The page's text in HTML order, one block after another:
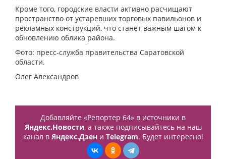
Кроме того, городские власти активно расчищают
пространство от устаревших торговых павильонов и
рекламных конструкций, что станет важным шагом к
обновлению облика района.
Фото: пресс-служба правительства Саратовской
области.
Олег Александров
Добавляйте «Репортер 64» в источники в
Яндекс.Новости, а также подписывайтесь на наш
канал в Яндекс.Дзени Telegram. Будет интересно!